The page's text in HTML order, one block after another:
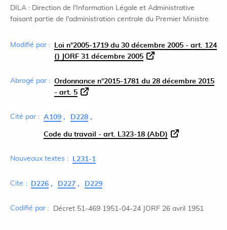
DILA : Direction de l'Information Légale et Administrative
faisant partie de l'administration centrale du Premier Ministre
Modifié par :
Loi n°2005-1719 du 30 décembre 2005 - art. 124
() JORF 31 décembre 2005
Abrogé par : Ordonnance n°2015-1781 du 28 décembre 2015
- art. 5
Cité par : A109 D228
Code du travail - art. L323-18 (AbD)
Nouveaux textes : L231-1
Cite : D226 D227 D229
Codifié par : Décret 51-469 1951-04-24 JORF 26 avril 1951